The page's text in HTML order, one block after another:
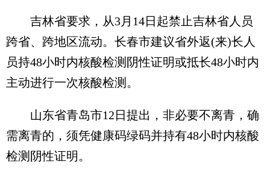
吉林省要求，从3月14日起禁止吉林省人员
跨省、跨地区流动。长春市建议省外返(来)长人
员持48小时内核酸检测阴性证明或抵长48小时内
主动进行一次核酸检测。
山东省青岛市12日提出，非必要不离青，确
需离青的，须凭健康码绿码并持有48小时内核酸
检测阴性证明。